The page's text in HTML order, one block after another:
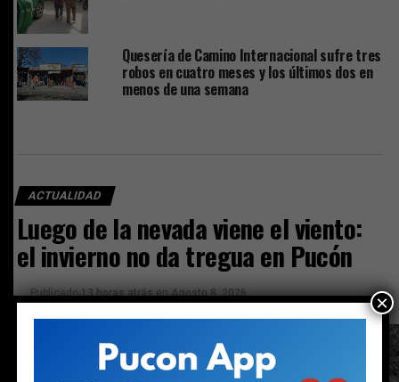
Quesería de Camino Internacional sufre tres
robos en cuatro meses y los últimos dos en
menos de una semana
ACTUALIDAD
Luego de la nevada viene el viento:
el invierno no da tregua en Pucón
Publicado 13 horas atrás en Agosto 8, 2026
Por prensa ×